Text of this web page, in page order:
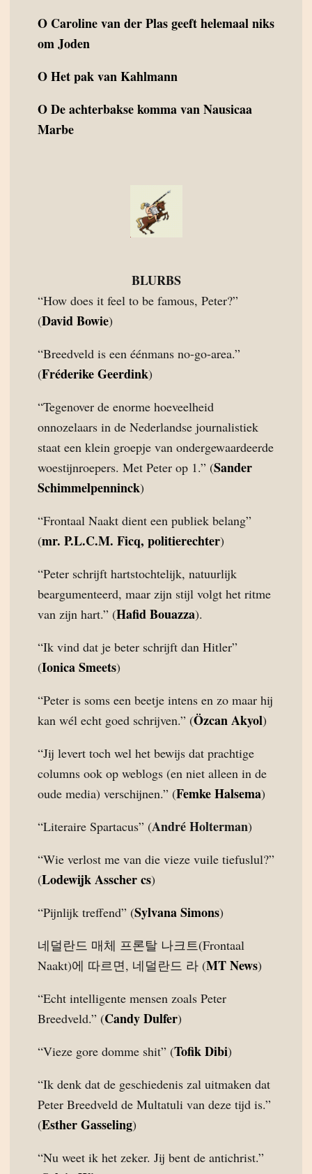
O Caroline van der Plas geeft helemaal niks
om Joden
OHet pak van Kahlmann
ODe achterbakse komma van Nausicaa
Marbe
BLURBS
“How does it feel to be famous, Peter?”
(David Bowie)
“Breedveld is een éénmans no-go-area.”
(Fréderike Geerdink)
“Tegenover de enorme hoeveelheid
onnozelaars in de Nederlandse journalistiek
staat een klein groepje van ondergewaardeerde
woestijnroepers. Met Peter op 1.” (Sander
Schimmelpenninck)
“Frontaal Naakt dient een publiek belang”
(mr. P.L.C.M. Ficq, politierechter)
“Peter schrijft hartstochtelijk, natuurlijk
beargumenteerd, maar zijn stijl volgt het ritme
van zijn hart.” (Hafid Bouazza).
“Ik vind dat je beter schrijft dan Hitler”
(Ionica Smeets)
“Peter is soms een beetje intens en zo maar hij
kan wél echt goed schrijven.” (Özcan Akyol)
“Jij levert toch wel het bewijs dat prachtige
columns ook op weblogs (en niet alleen in de
oude media) verschijnen.” (Femke Halsema)
“Literaire Spartacus” (André Holterman)
“Wie verlost me van die vieze vuile tiefuslul?”
(Lodewijk Asscher cs)
“Pijnlijk treffend” (Sylvana Simons)
네덜란드 매체 프론탈 나크트(Frontaal
Naakt)에 따르면, 네덜란드 라 (MT News)
“Echt intelligente mensen zoals Peter
Breedveld.” (Candy Dulfer)
“Vieze gore domme shit” (Tofik Dibi)
“Ik denk dat de geschiedenis zal uitmaken dat
Peter Breedveld de Multatuli van deze tijd is.”
(Esther Gasseling)
“Nu weet ik het zeker. Jij bent de antichrist.”